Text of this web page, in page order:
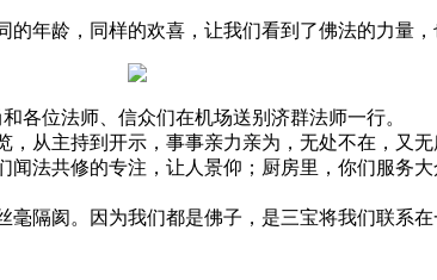
龄，同样的欢喜，让我们看到了佛法的力量，
位法师、信众们在机场送别济群法师一行。
主持到开示，事事亲力亲为，无处不在，又无
共修的专注，让人景仰；厨房里，你们服务
阂。因为我们都是佛子，是三宝将我们联系